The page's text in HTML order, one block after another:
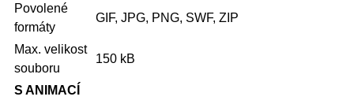
Povolené
formáty
GIF, JPG, PNG, SWF, ZIP
Max. velikost
souboru
150 kB
S ANIMACÍ